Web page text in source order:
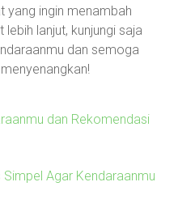
yang ingin menambah
lanjut, kunjungi saja
dan semoga
dan Rekomendasi
Agar Kendaraanmu